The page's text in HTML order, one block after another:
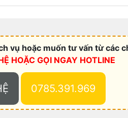
vụ hoặc muốn tư vấn từ các
HOẶC GỌI NGAY HOTLINE
0785.391.969